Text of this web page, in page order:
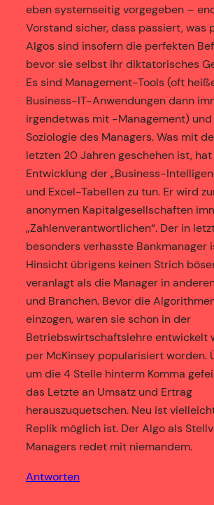
eben systemseitig vorgegeben –
Vorstand sicher, dass passiert, was
Algos sind insofern die perfekten
bevor sie selbst ihr diktatorisches
Es sind Management-Tools (oft
Business-IT-Anwendungen dann
irgendetwas mit -Management)
Soziologie des Managers. Was mit
letzten 20 Jahren geschehen ist,
Entwicklung der „Business-
und Excel-Tabellen zu tun. Er wird
anonymen Kapitalgesellschaften
„Zahlenverantwortlichen“. Der in
besonders verhasste Bankmanager
Hinsicht übrigens keinen Strich
veranlagt als die Manager in
und Branchen. Bevor die
einzogen, waren sie schon in der
Betriebswirtschaftslehre entwickelt
per McKinsey popularisiert worden.
um die 4 Stelle hinterm Komma
das Letzte an Umsatz und Ertrag
herauszuquetschen. Neu ist
Replik möglich ist. Der Algo als
Managers redet mit niemandem.
Antworten